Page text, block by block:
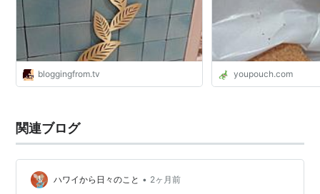
bloggingfrom.tv youpouch.com
関連ブログ
ハワイから日々のこと • 2ヶ月前